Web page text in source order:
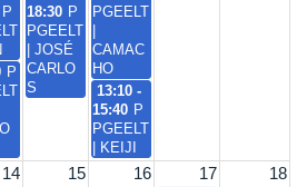
P
P
18:30 P
PGEELT
| JOSÉ
CARLO
S
PGEELT
CAMAC
HO
13:10 -
15:40 P
PGEELT
| KEIJI
14 15 16 17 18